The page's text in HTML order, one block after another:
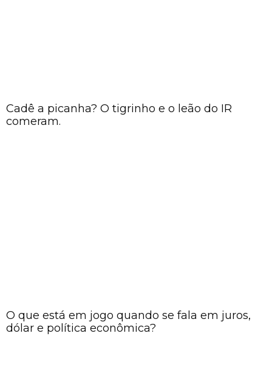
Cadê a picanha? O tigrinho e o leão do IR
comeram.
O que está em jogo quando se fala em juros,
dólar e política econômica?